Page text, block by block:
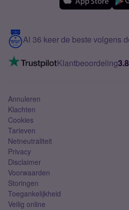
Meerdere nummers
5G internet
Mobiel internet
Mobiel abonnement
Contact
VoLTE 4G bellen
Al 36 keer de beste volgens
Klantbeoordeling
Annuleren
Klachten
Cookies
Tarieven
Netneutraliteit
Privacy
Disclaimer
Voorwaarden
Storingen
Toegankelijkheid
Veilig online